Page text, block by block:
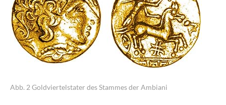
Abb. 2 Goldviertelstater des Stammes der Ambiani